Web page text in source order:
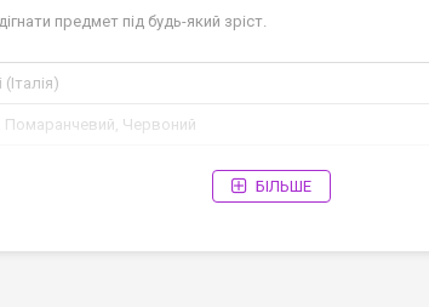
предмет під будь-який зріст.
Червоний
Гайд по вибору скакалки
БІЛЬШЕ